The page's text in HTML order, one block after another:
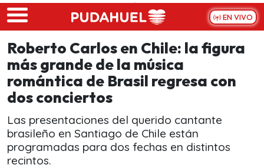
Skip to main content
EN VIVO
Roberto Carlos en Chile: la figura
más grande de la música
romántica de Brasil regresa con
dos conciertos
Las presentaciones del querido cantante
brasileño en Santiago de Chile están
programadas para dos fechas en distintos
recintos.